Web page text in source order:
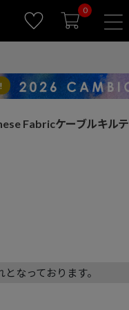
0
Fabricケーブルキルテ
なっております。